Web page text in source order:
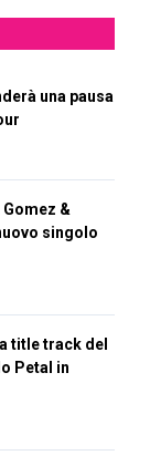
una pausa
Gomez &
singolo
title track del
Petal in